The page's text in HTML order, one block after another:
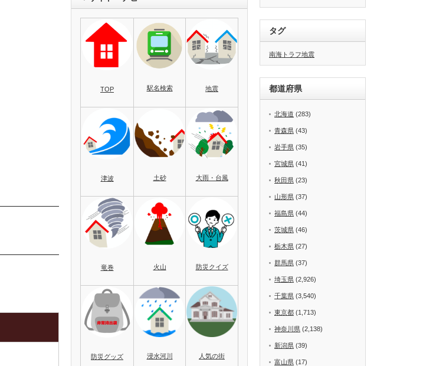
TOP 駅名検索 地震
津波 土砂 大雨・台風
竜巻 火山 防災クイズ
防災グッズ 浸水河川 人気の街
タグ
南海トラフ地震
都道府県
北海道 (283)
青森県 (43)
岩手県 (35)
宮城県 (41)
秋田県 (23)
山形県 (37)
福島県 (44)
茨城県 (46)
栃木県 (27)
群馬県 (37)
埼玉県 (2,926)
千葉県 (3,540)
東京都 (1,713)
神奈川県 (2,138)
新潟県 (39)
富山県 (17)